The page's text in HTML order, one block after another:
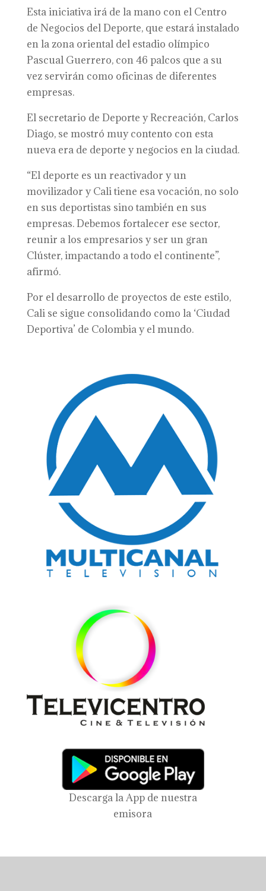
Esta iniciativa irá de la mano con el Centro
de Negocios del Deporte, que estará instalado
en la zona oriental del estadio olímpico
Pascual Guerrero, con 46 palcos que a su
vez servirán como oficinas de diferentes
empresas.
El secretario de Deporte y Recreación, Carlos
Diago, se mostró muy contento con esta
nueva era de deporte y negocios en la ciudad.
“El deporte es un reactivador y un
movilizador y Cali tiene esa vocación, no solo
en sus deportistas sino también en sus
empresas. Debemos fortalecer ese sector,
reunir a los empresarios y ser un gran
Clúster, impactando a todo el continente”,
afirmó.
Por el desarrollo de proyectos de este estilo,
Cali se sigue consolidando como la ‘Ciudad
Deportiva’ de Colombia y el mundo.
Descarga la App de nuestra
emisora